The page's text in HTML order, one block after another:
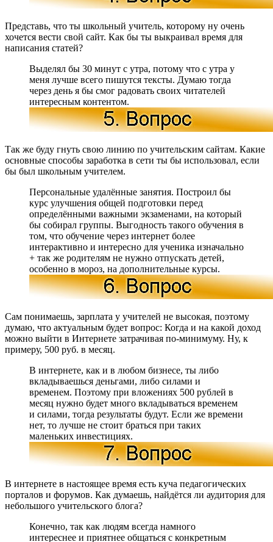
Представь, что ты школьный учитель, которому ну очень
хочется вести свой сайт. Как бы ты выкраивал время для
написания статей?
Выделял бы 30 минут с утра, потому что с утра у
меня лучше всего пишутся тексты. Думаю тогда
через день я бы смог радовать своих читателей
интересным контентом.
Так же буду гнуть свою линию по учительским сайтам. Какие
основные способы заработка в сети ты бы использовал, если
бы был школьным учителем.
Персональные удалённые занятия. Построил бы
курс улучшения общей подготовки перед
определёнными важными экзаменами, на который
бы собирал группы. Выгодность такого обучения в
том, что обучение через интернет более
интерактивно и интересно для ученика изначально
+ так же родителям не нужно отпускать детей,
особенно в мороз, на дополнительные курсы.
Сам понимаешь, зарплата у учителей не высокая, поэтому
думаю, что актуальным будет вопрос: Когда и на какой доход
можно выйти в Интернете затрачивая по-минимуму. Ну, к
примеру, 500 руб. в месяц.
В интернете, как и в любом бизнесе, ты либо
вкладываешься деньгами, либо силами и
временем. Поэтому при вложениях 500 рублей в
месяц нужно будет много вкладываться временем
и силами, тогда результаты будут. Если же времени
нет, то лучше не стоит браться при таких
маленьких инвестициях.
В интернете в настоящее время есть куча педагогических
порталов и форумов. Как думаешь, найдётся ли аудитория для
небольшого учительского блога?
Конечно, так как людям всегда намного
интереснее и приятнее общаться с конкретным